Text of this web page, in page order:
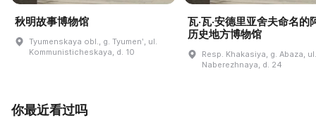
秋明故事博物馆
Tyumenskaya obl., g. Tyumenʹ, ul.
Kommunisticheskaya, d. 10
瓦·瓦·安德里亚舍夫命名的
历史地方博物馆
Resp. Khakasiya, g. Abaza, ul.
Naberezhnaya, d. 24
你最近看过吗